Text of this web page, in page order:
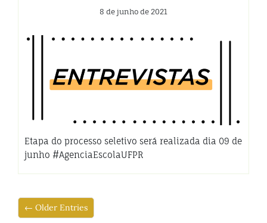
8 de junho de 2021
Etapa do processo seletivo será realizada dia 09 de
junho #AgenciaEscolaUFPR
← Older Entries